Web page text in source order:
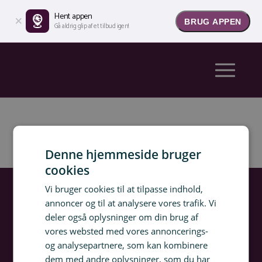
Om Rejsespejder
Rejsemagasin
FAQ
Presse
Hent appen
Gå aldrig glip af et tilbud igen! BRUG APPEN
Denne hjemmeside bruger
cookies
Vi bruger cookies til at tilpasse indhold,
annoncer og til at analysere vores trafik. Vi
deler også oplysninger om din brug af
vores websted med vores annoncerings-
og analysepartnere, som kan kombinere
dem med andre oplysninger, som du har